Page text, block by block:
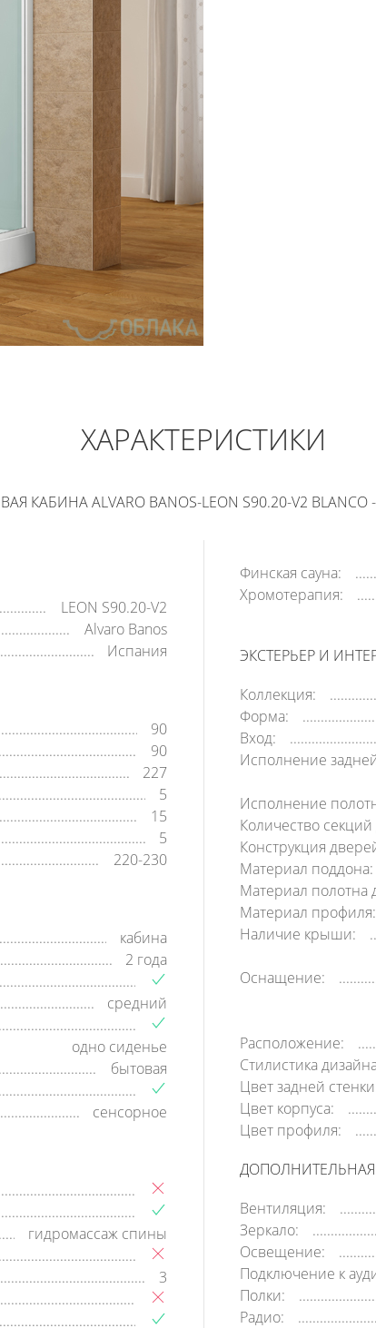
70 450РУБ
ХАРАКТЕРИСТИКИ
КАБИНА ALVARO BANOS-LEON S90.20-V2 BLANCO
LEON S90.20-V2
Alvaro Banos
Испания
90
90
227
5
15
5
220-230
кабина
2 года
средний
одно сиденье
бытовая
сенсорное
гидромассаж спины
3
Финская сауна:
Хромотерапия:
ЭКСТЕРЬЕР И
Коллекция:
Форма:
Вход:
Исполнение
Исполнение
Количество
Конструкция
Материал поддона:
Материал полотна
Материал профиля:
Наличие крыши:
Оснащение:
Расположение:
Стилистика
Цвет задней
Цвет корпуса:
Цвет профиля:
Вентиляция:
Зеркало:
Освещение:
Подключение к
Полки:
Радио: